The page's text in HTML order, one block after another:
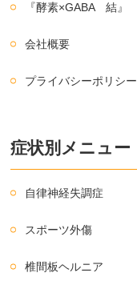
『酵素×GABA 結』
会社概要
プライバシーポリシー
症状別メニュー
自律神経失調症
スポーツ外傷
椎間板ヘルニア